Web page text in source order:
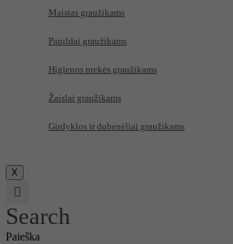
Maistas graužikams
Papildai graužikams
Higienos prekės graužikams
Žaislai graužikams
Girdyklos ir dubenėliai graužikams
X
Search
Paieška